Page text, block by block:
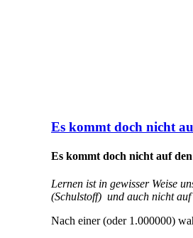
Es kommt doch nicht
Es kommt doch nicht auf
Lernen ist in gewisser Weise
(Schulstoff) und auch nicht auf
Nach einer (oder 1.000000)